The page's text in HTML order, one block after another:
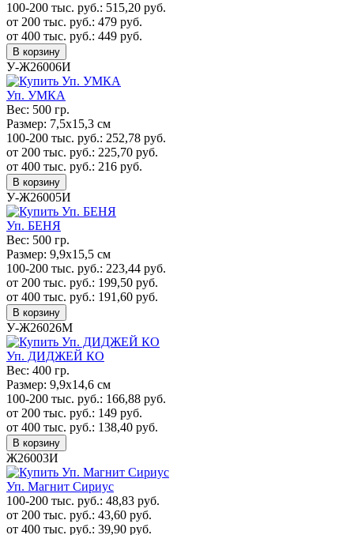
100-200 тыс. руб.: 515,20 руб.
от 200 тыс. руб.: 479 руб.
от 400 тыс. руб.: 449 руб.
В корзину
У-Ж26006И
Уп. УМКА
Вес: 500 гр.
Размер: 7,5х15,3 см
100-200 тыс. руб.: 252,78 руб.
от 200 тыс. руб.: 225,70 руб.
от 400 тыс. руб.: 216 руб.
В корзину
У-Ж26005И
Уп. БЕНЯ
Вес: 500 гр.
Размер: 9,9х15,5 см
100-200 тыс. руб.: 223,44 руб.
от 200 тыс. руб.: 199,50 руб.
от 400 тыс. руб.: 191,60 руб.
В корзину
У-Ж26026М
Уп. ДИДЖЕЙ КО
Вес: 400 гр.
Размер: 9,9х14,6 см
100-200 тыс. руб.: 166,88 руб.
от 200 тыс. руб.: 149 руб.
от 400 тыс. руб.: 138,40 руб.
В корзину
Ж26003И
Уп. Магнит Сириус
100-200 тыс. руб.: 48,83 руб.
от 200 тыс. руб.: 43,60 руб.
от 400 тыс. руб.: 39,90 руб.